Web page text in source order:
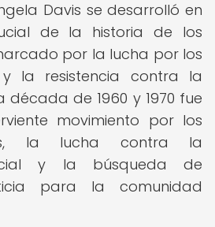
Davis se desarrolló en
de la historia de los
por la lucha por los
y la resistencia contra la
década de 1960 y 1970 fue
movimiento por los
la lucha contra la
y la búsqueda de
para la comunidad